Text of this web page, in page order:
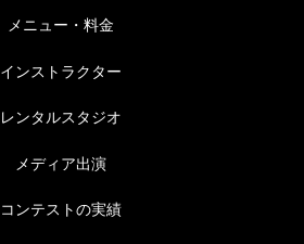
メニュー・料金
インストラクター
レンタルスタジオ
メディア出演
コンテストの実績